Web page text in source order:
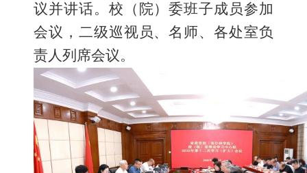
议并讲话。校（院）委班子成员参加
会议，二级巡视员、名师、各处室负
责人列席会议。